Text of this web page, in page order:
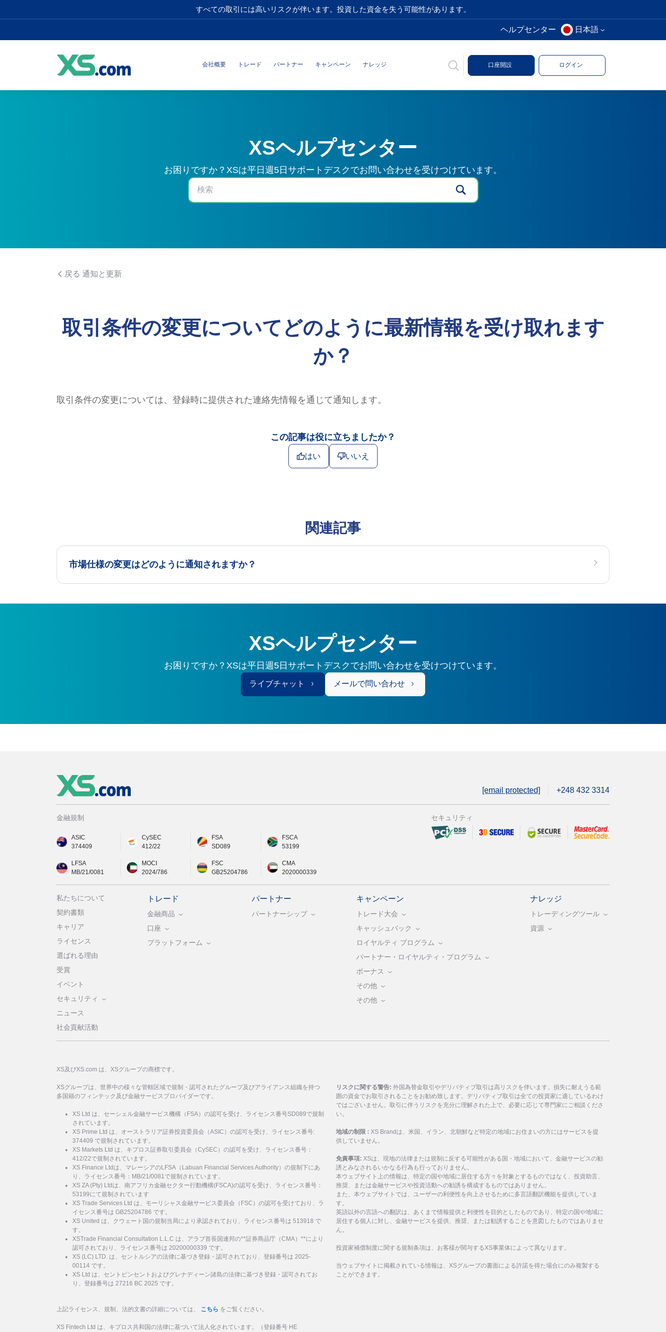
すべての取引には高いリスクが伴います。投資した資金を失う可能性があります。
ヘルプセンター 日本語
会社概要 トレード パートナー キャンペーン ナレッジ 口座開設 ログイン
XSヘルプセンター
お困りですか？XSは平日週5日サポートデスクでお問い合わせを受けつけています。
戻る 通知と更新
取引条件の変更についてどのように最新情報を受け取れます
か？
取引条件の変更については、登録時に提供された連絡先情報を通じて通知します。
この記事は役に立ちましたか？
はい いいえ
関連記事
市場仕様の変更はどのように通知されますか？
XSヘルプセンター
お困りですか？XSは平日週5日サポートデスクでお問い合わせを受けつけています。
ライブチャット メールで問い合わせ
[email protected] +248 432 3314
金融規制
ASIC
374409
CySEC
412/22
FSA
SD089
FSCA
53199
LFSA
MB/21/0081
MOCI
2024/786
FSC
GB25204786
CMA
2020000339
セキュリティ
私たちについて
契約書類
キャリア
ライセンス
選ばれる理由
受賞
イベント
セキュリティ
ニュース
社会貢献活動
トレード
金融商品
口座
プラットフォーム
パートナー
パートナーシップ
キャンペーン
トレード大会
キャッシュバック
ロイヤルティ プログラム
パートナー・ロイヤルティ・プログラム
ボーナス
その他
その他
ナレッジ
トレーディングツール
資源
XS及びXS.com は、XSグループの商標です。
XSグループは、世界中の様々な管轄区域で規制・認可されたグループ及びアライアンス組織を持つ
多国籍のフィンテック及び金融サービスプロバイダーです。
XS Ltd は、セーシェル金融サービス機構（FSA）の認可を受け、ライセンス番号SD089で規制
されています。
XS Prime Ltd は、オーストラリア証券投資委員会（ASIC）の認可を受け、ライセンス番号:
374409 で規制されています。
XS Markets Ltd は、キプロス証券取引委員会（CySEC）の認可を受け、ライセンス番号：
412/22で規制されています。
XS Finance Ltdは、マレーシアのLFSA（Labuan Financial Services Authority）の規制下にあ
り、ライセンス番号：MB/21/0081で規制されています。
XS ZA (Pty) Ltdは、南アフリカ金融セクター行動機構(FSCA)の認可を受け、ライセンス番号：
53199にて規制されています
XS Trade Services Ltd は、モーリシャス金融サービス委員会（FSC）の認可を受けており、ラ
イセンス番号は GB25204786 です。
XS United は、クウェート国の規制当局により承認されており、ライセンス番号は 513918 で
す。
XSTrade Financial Consultation L.L.C は、アラブ首長国連邦の**証券商品庁（CMA）**により
認可されており、ライセンス番号は 20200000339 です。
XS (LC) LTD. は、セントルシアの法律に基づき登録・認可されており、登録番号は 2025-
00114 です。
XS Ltd は、セントビンセントおよびグレナディーン諸島の法律に基づき登録・認可されてお
り、登録番号は 27216 BC 2025 です。
上記ライセンス、規制、法的文書の詳細については、 こちら をご覧ください。
XS Fintech Ltd は、キプロス共和国の法律に基づいて法人化されています。（登録番号 HE
リスクに関する警告: 外国為替金取引やデリバティブ取引は高リスクを伴います。損失に耐えうる範
囲の資金でお取引されることをお勧め致します。デリバティブ取引は全ての投資家に適しているわけ
ではございません。取引に伴うリスクを充分に理解された上で、必要に応じて専門家にご相談くださ
い。
地域の制限 : XS Brandは、米国、イラン、北朝鮮など特定の地域にお住まいの方にはサービスを提
供していません。
免責事項: XSは、現地の法律または規制に反する可能性がある国・地域において、金融サービスの勧
誘とみなされるいかなる行為も行っておりません。
本ウェブサイト上の情報は、特定の国や地域に居住する方々を対象とするものではなく、投資助言、
推奨、または金融サービスや投資活動への勧誘を構成するものではありません。
また、本ウェブサイトでは、ユーザーの利便性を向上させるために多言語翻訳機能を提供していま
す。
英語以外の言語への翻訳は、あくまで情報提供と利便性を目的としたものであり、特定の国や地域に
居住する個人に対し、金融サービスを提供、推奨、または勧誘することを意図したものではありませ
ん。
投資家補償制度に関する規制条項は、お客様が関与するXS事業体によって異なります。
当ウェブサイトに掲載されている情報は、XSグループの書面による許諾を得た場合にのみ複製する
ことができます。